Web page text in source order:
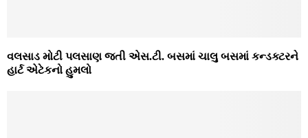
વલસાડ મોટી પલસાણ જતી એસ.ટી. બસમાં ચાલુ બસમાં કન્‍ડક્‍ટરને
હાર્ટ એટેકનો હુમલો